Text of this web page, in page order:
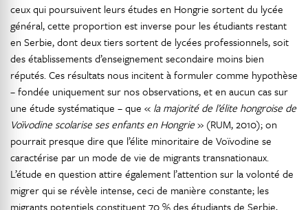
ceux qui poursuivent leurs études en Hongrie sortent du lycée
général, cette proportion est inverse pour les étudiants restant
en Serbie, dont deux tiers sortent de lycées professionnels, soit
des établissements d’enseignement secondaire moins bien
réputés. Ces résultats nous incitent à formuler comme hypothèse
– fondée uniquement sur nos observations, et en aucun cas sur
une étude systématique – que « la majorité de l’élite hongroise de
Voïvodine scolarise ses enfants en Hongrie» (RUM, 2010); on
pourrait presque dire que l’élite minoritaire de Voïvodine se
caractérise par un mode de vie de migrants transnationaux.
L’étude en question attire également l’attention sur la volonté de
migrer qui se révèle intense, ceci de manière constante; les
migrants potentiels constituent 70 % des étudiants de Serbie,